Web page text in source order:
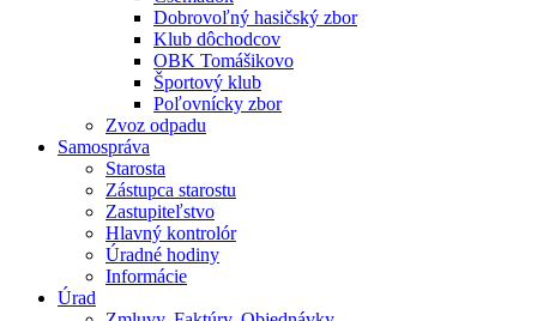
Dobrovoľný hasičský zbor
Klub dôchodcov
OBK Tomášikovo
Športový klub
Poľovnícky zbor
Zvoz odpadu
Samospráva
Starosta
Zástupca starostu
Zastupiteľstvo
Hlavný kontrolór
Úradné hodiny
Informácie
Úrad